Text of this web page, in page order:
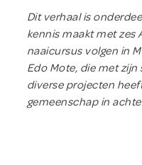
Dit verhaal is
kennis maakt met zes
naaicursus volgen in
Edo Mote, die met
diverse projecten
gemeenschap in